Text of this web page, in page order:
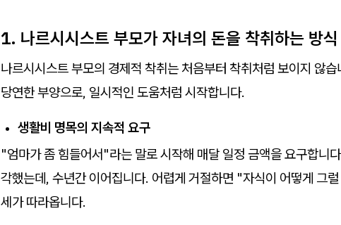
1. 나르시시스트 부모가 자녀의 돈을 착취하는 방식
나르시시스트 부모의 경제적 착취는 처음부터 착취처럼 보이지 않
당연한 부양으로, 일시적인 도움처럼 시작합니다.
생활비 명목의 지속적 요구
"엄마가 좀 힘들어서"라는 말로 시작해 매달 일정 금액을 요구합니
각했는데, 수년간 이어집니다. 어렵게 거절하면 "자식이 어떻게 그
세가 따라옵니다.